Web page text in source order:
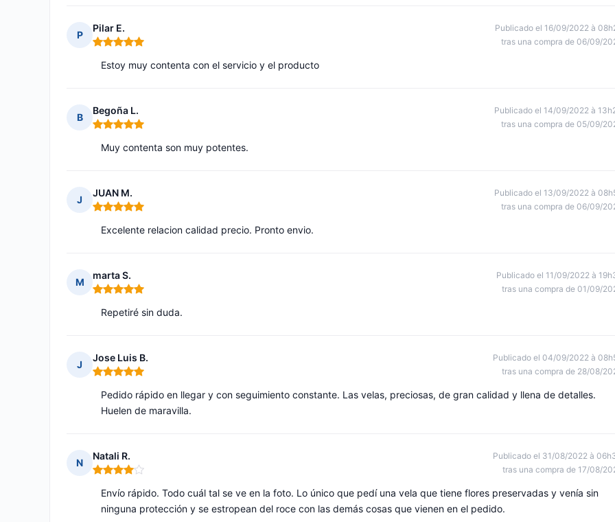
P
Pilar E.
Nota: 5 de 5
Publicado el 16/09/2022 à
tras una compra de 06/09/
Estoy muy contenta con el servicio y el producto
B
Begoña L.
Nota: 5 de 5
Publicado el 14/09/2022 à
tras una compra de 05/09/
Muy contenta son muy potentes.
J
JUAN M.
Nota: 5 de 5
Publicado el 13/09/2022 à
tras una compra de 06/09/
Excelente relacion calidad precio. Pronto envio.
M
marta S.
Nota: 5 de 5
Publicado el 11/09/2022 à
tras una compra de 01/09/
Repetiré sin duda.
J
Jose Luis B.
Nota: 5 de 5
Publicado el 04/09/2022 à
tras una compra de 28/08/
Pedido rápido en llegar y con seguimiento constante. Las velas, preciosas, de gran calidad y llena de detalles.
Huelen de maravilla.
N
Natali R.
Nota: 4 de 5
Publicado el 31/08/2022 à
tras una compra de 17/08/
Envío rápido. Todo cuál tal se ve en la foto. Lo único que pedí una vela que tiene flores preservadas y venía sin
ninguna protección y se estropean del roce con las demás cosas que vienen en el pedido.